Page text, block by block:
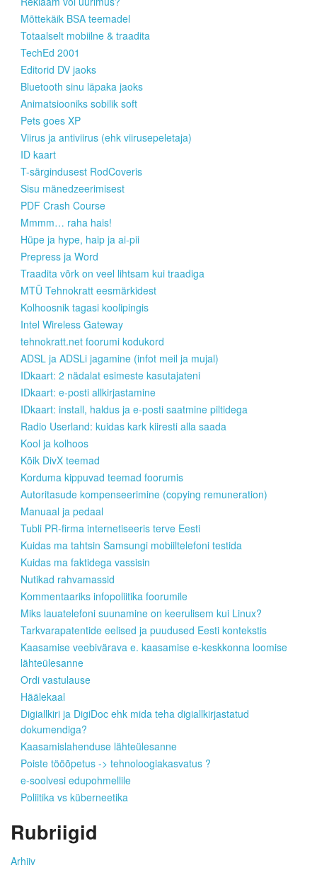
Mõttekäik BSA teemadel
Totaalselt mobiilne & traadita
TechEd 2001
Editorid DV jaoks
Bluetooth sinu läpaka jaoks
Animatsiooniks sobilik soft
Pets goes XP
Viirus ja antiviirus (ehk viirusepeletaja)
ID kaart
T-särgindusest RodCoveris
Sisu mänedzeerimisest
PDF Crash Course
Mmmm… raha hais!
Hüpe ja hype, haip ja ai-pii
Prepress ja Word
Traadita võrk on veel lihtsam kui traadiga
MTÜ Tehnokratt eesmärkidest
Kolhoosnik tagasi koolipingis
Intel Wireless Gateway
tehnokratt.net foorumi kodukord
ADSL ja ADSLi jagamine (infot meil ja mujal)
IDkaart: 2 nädalat esimeste kasutajateni
IDkaart: e-posti allkirjastamine
IDkaart: install, haldus ja e-posti saatmine piltidega
Radio Userland: kuidas kark kiiresti alla saada
Kool ja kolhoos
Kõik DivX teemad
Korduma kippuvad teemad foorumis
Autoritasude kompenseerimine (copying remuneration)
Manuaal ja pedaal
Tubli PR-firma internetiseeris terve Eesti
Kuidas ma tahtsin Samsungi mobiiltelefoni testida
Kuidas ma faktidega vassisin
Nutikad rahvamassid
Kommentaariks infopoliitika foorumile
Miks lauatelefoni suunamine on keerulisem kui Linux?
Tarkvarapatentide eelised ja puudused Eesti kontekstis
Kaasamise veebivärava e. kaasamise e-keskkonna loomise
lähteülesanne
Ordi vastulause
Häälekaal
Digiallkiri ja DigiDoc ehk mida teha digiallkirjastatud
dokumendiga?
Kaasamislahenduse lähteülesanne
Poiste tööõpetus -> tehnoloogiakasvatus ?
e-soolvesi edupohmellile
Poliitika vs küberneetika
Rubriigid
Arhiiv